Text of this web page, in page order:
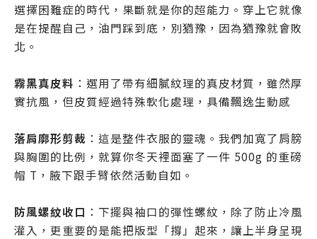
選擇困難症的時代，果斷就是你的超能力。穿上它就像
是在提醒自己，油門踩到底，別猶豫，因為猶豫就會敗
北。
霧黑真皮料 ：選用了帶有細膩紋理的真皮材質，雖然厚
實抗風，但皮質經過特殊軟化處理，具備飄逸生動感
落肩廓形剪裁 ：這是整件衣服的靈魂。我們加寬了肩膀
與胸圍的比例，就算你冬天裡面塞了一件 500g 的重磅
帽 T，腋下跟手臂依然活動自如。
防風螺紋收口 ：下擺與袖口的彈性螺紋，除了防止冷風
灌入，更重要的是能把版型「撐」起來，讓上半身呈現